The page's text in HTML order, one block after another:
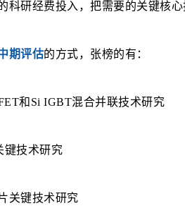
科研经费投入，把需要的关键核
期评估的方式，张榜的有：
和Si IGBT混合并联技术研究
键技术研究
关键技术研究